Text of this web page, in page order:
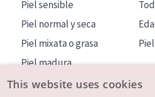
Piel sensible
Piel normal y seca
Piel mixata o grasa
Piel madura
Piel expuesta al sol
This website uses cookies